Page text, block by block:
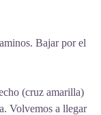
Bajar por el
(cruz amarilla)
Volvemos a llegar